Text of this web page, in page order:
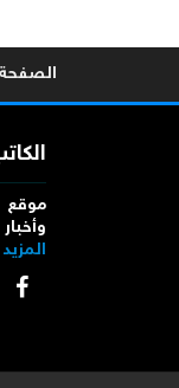
الصفحة
موقع
المزيد